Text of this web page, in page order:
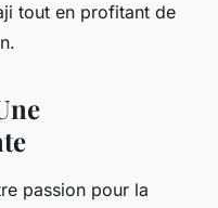
tout en profitant de
passion pour la